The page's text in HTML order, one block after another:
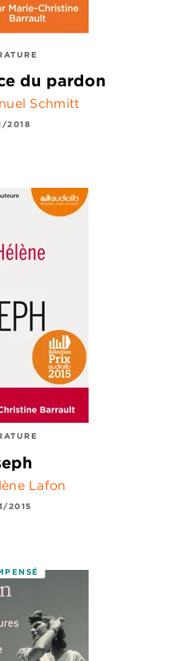
du pardon
Schmitt
2018
Lafon
2015